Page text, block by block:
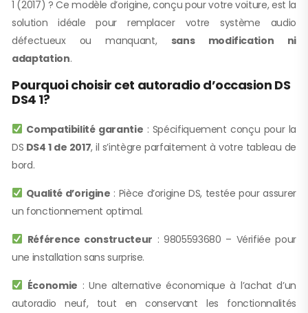
1 (2017) ? Ce modèle d’origine, conçu pour votre voiture, est la
solution idéale pour remplacer votre système audio
défectueux ou manquant, sans modification ni
adaptation.
Pourquoi choisir cet autoradio d’occasion DS
DS4 1?
Compatibilité garantie : Spécifiquement conçu pour la
DS DS4 1 de 2017, il s’intègre parfaitement à votre tableau de
bord.
Qualité d’origine : Pièce d’origine DS, testée pour assurer
un fonctionnement optimal.
Référence constructeur : 9805593680 – Vérifiée pour
une installation sans surprise.
Économie : Une alternative économique à l’achat d’un
autoradio neuf, tout en conservant les fonctionnalités